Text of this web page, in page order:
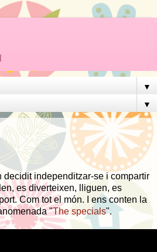
▼
▼
decidit independitzar-se i compartir
es diverteixen, lliguen, es
Com tot el món. I ens conten la
"The specials".